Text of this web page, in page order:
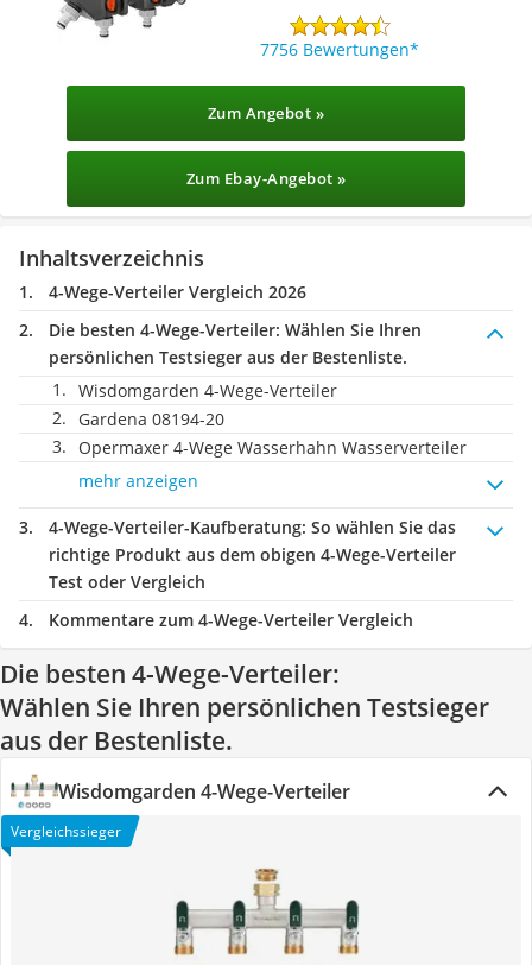
7756 Bewertungen
Zum Angebot »
Zum Ebay-Angebot »
Inhaltsverzeichnis
4-Wege-Verteiler Vergleich 2026
Die besten 4-Wege-Verteiler: Wählen Sie Ihren
persönlichen Testsieger aus der Bestenliste.
Wisdomgarden 4-Wege-Verteiler
Gardena 08194-20
Opermaxer 4-Wege Wasserhahn Wasserverteiler
mehr anzeigen
4-Wege-Verteiler-Kaufberatung: So wählen Sie das
richtige Produkt aus dem obigen 4-Wege-Verteiler
Test oder Vergleich
Kommentare zum 4-Wege-Verteiler Vergleich
Die besten 4-Wege-Verteiler:
Wählen Sie Ihren persönlichen Testsieger
aus der Bestenliste.
Wisdomgarden 4-Wege-Verteiler
Vergleichssieger